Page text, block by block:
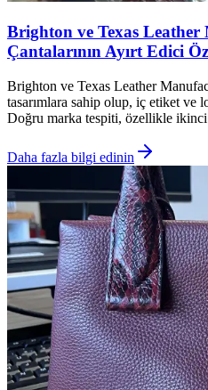
Brighton ve Texas
Çantalarının Ayırt Edici
Brighton ve Texas Leather
tasarımlara sahip olup, iç etiket ve
Doğru marka tespiti, özellikle ikinci
Daha fazla bilgi edinin